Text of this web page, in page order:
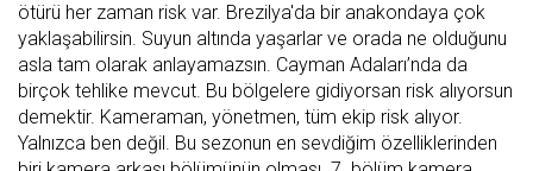
ötürü her zaman risk var. Brezilya'da bir anakondaya çok
yaklaşabilirsin. Suyun altında yaşarlar ve orada ne olduğunu
asla tam olarak anlayamazsın. Cayman Adaları’nda da
birçok tehlike mevcut. Bu bölgelere gidiyorsan risk alıyorsun
demektir. Kameraman, yönetmen, tüm ekip risk alıyor.
Yalnızca ben değil. Bu sezonun en sevdiğim özelliklerinden